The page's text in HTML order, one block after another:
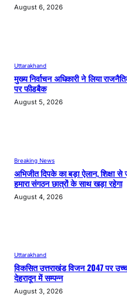
August 6, 2026
Uttarakhand
मुख्य निर्वाचन अधिकारी ने लिया
पर फीडबैक
August 5, 2026
Breaking News
अभिजीत दिपके का बड़ा ऐलान, शिक्षा से
हमारा संगठन छात्रों के साथ खड़ा रहेगा
August 4, 2026
Uttarakhand
विकसित उत्तराखंड विजन 2047 पर
देहरादून में सम्पन्न
August 3, 2026